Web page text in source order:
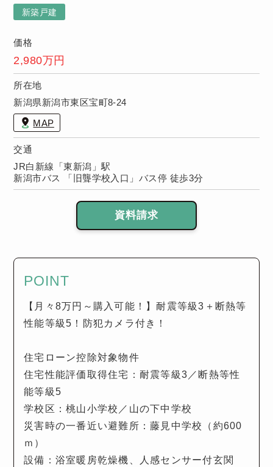
新築戸建
価格
2,980万円
所在地
新潟県新潟市東区宝町8-24
MAP
交通
JR白新線「東新潟」駅
新潟市バス 「旧聾学校入口」バス停 徒歩3分
資料請求
POINT
【月々8万円～購入可能！】耐震等級3＋断熱等
性能等級5！防犯カメラ付き！
住宅ローン控除対象物件
住宅性能評価取得住宅：耐震等級3／断熱等性
能等級5
学校区：桃山小学校／山の下中学校
災害時の一番近い避難所：藤見中学校（約600
ｍ）
設備：浴室暖房乾燥機、人感センサー付玄関